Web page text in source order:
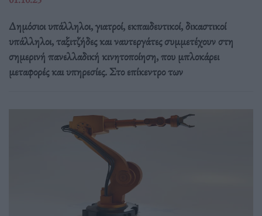
Δημόσιοι υπάλληλοι, γιατροί, εκπαιδευτικοί, δικαστικοί
υπάλληλοι, ταξιτζήδες και ναυτεργάτες συμμετέχουν στη
σημερινή πανελλαδική κινητοποίηση, που μπλοκάρει
μεταφορές και υπηρεσίες. Στο επίκεντρο των